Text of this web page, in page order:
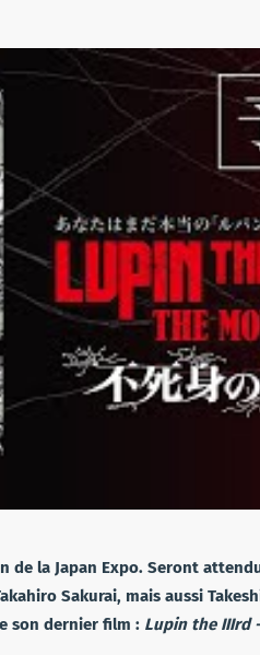
de la Japan Expo. Seront
Sakurai, mais aussi
son dernier film : Lupin the IIIrd